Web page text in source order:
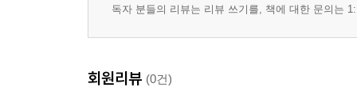
독자 분들의 리뷰는 리뷰 쓰기를, 책에 대한 문의는
회원리뷰 (0건)